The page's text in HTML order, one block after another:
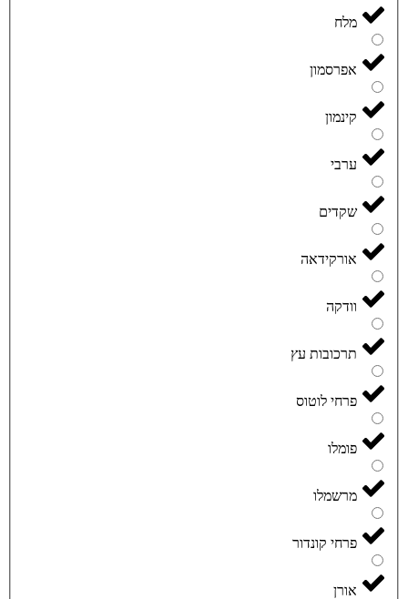
מלח
אפרסמון
קינמון
ערבי
שקדים
אורקידאה
וודקה
תרכובות עץ
פרחי לוטוס
פומלו
מרשמלו
פרחי קונדור
אורן